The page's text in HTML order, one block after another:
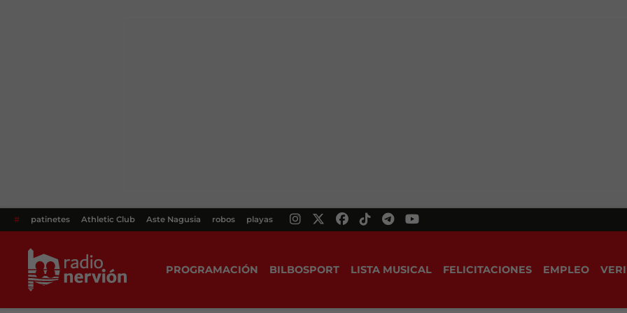
# patinetes Athletic Club Aste Nagusia robos playas
PROGRAMACIÓN BILBOSPORT LISTA MUSICAL FELICITACIONES EMPLEO